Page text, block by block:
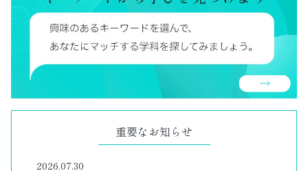
重要なお知らせ
2026.07.30